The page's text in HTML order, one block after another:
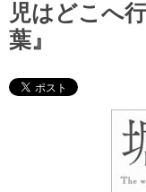
児はどこへ
葉』